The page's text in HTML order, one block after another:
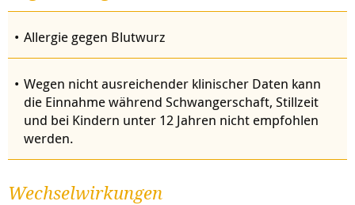
Allergie gegen Blutwurz
Wegen nicht ausreichender klinischer Daten kann
die Einnahme während Schwangerschaft, Stillzeit
und bei Kindern unter 12 Jahren nicht empfohlen
werden.
Wechselwirkungen